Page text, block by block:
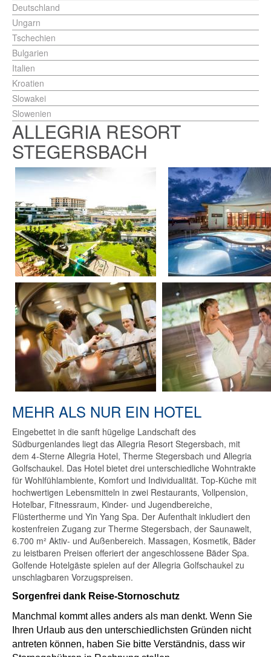
Deutschland
Ungarn
Tschechien
Bulgarien
Italien
Kroatien
Slowakei
Slowenien
ALLEGRIA RESORT
STEGERSBACH
MEHR ALS NUR EIN HOTEL
Eingebettet in die sanft hügelige Landschaft des
Südburgenlandes liegt das Allegria Resort Stegersbach, mit
dem 4-Sterne Allegria Hotel, Therme Stegersbach und Allegria
Golfschaukel. Das Hotel bietet drei unterschiedliche Wohntrakte
für Wohlfühlambiente, Komfort und Individualität. Top-Küche mit
hochwertigen Lebensmitteln in zwei Restaurants, Vollpension,
Hotelbar, Fitnessraum, Kinder- und Jugendbereiche,
Flüstertherme und Yin Yang Spa. Der Aufenthalt inkludiert den
kostenfreien Zugang zur Therme Stegersbach, der Saunawelt,
6.700 m² Aktiv- und Außenbereich. Massagen, Kosmetik, Bäder
zu leistbaren Preisen offeriert der angeschlossene Bäder Spa.
Golfende Hotelgäste spielen auf der Allegria Golfschaukel zu
unschlagbaren Vorzugspreisen.
Sorgenfrei dank Reise-Stornoschutz
Manchmal kommt alles anders als man denkt. Wenn Sie
Ihren Urlaub aus den unterschiedlichsten Gründen nicht
antreten können, haben Sie bitte Verständnis, dass wir